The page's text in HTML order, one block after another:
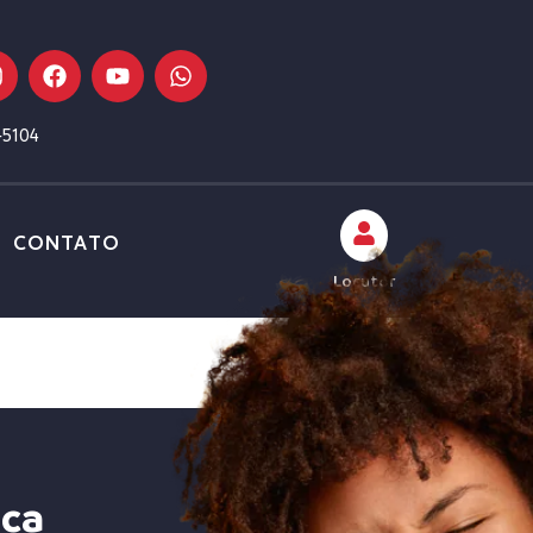
CONTATO
Locutor